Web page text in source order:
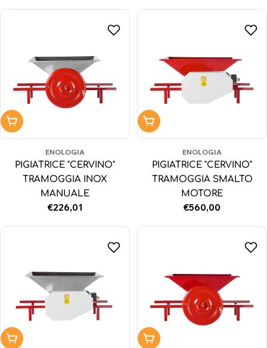
Aggiungi al carrello
ENOLOGIA
PIGIATRICE "CERVINO"
TRAMOGGIA INOX
MANUALE
Prezzo
€226,01
Aggiungi al carrello
ENOLOGIA
PIGIATRICE "CERVINO"
TRAMOGGIA SMALTO
MOTORE
Prezzo
€560,00
Aggiungi al carrello Aggiungi al carrello